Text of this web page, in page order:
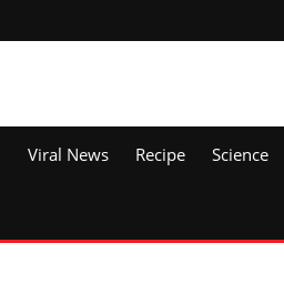
Viral News Recipe Science